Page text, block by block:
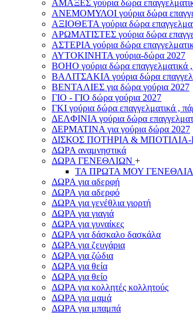
ΑΜΑΞΕΣ γούρια δώρα
ΑΝΕΜΟΜΥΛΟI γούρια δώρα
ΑΞΙΟΘΕΤΑ γούρια δώρα
ΑΡΩΜΑΤΙΣΤΕΣ γούρια δώρα
ΑΣΤΕΡIA γούρια δώρα
ΑΥΤΟΚΙΝΗΤΑ γούρια-δώρα 2027
ΒOHO γούρια δώρα επαγγελματικά
ΒΑΛΙΤΣΑΚΙΑ γούρια δώρα
ΒΕΝΤΑΛΙΕΣ για δώρα γούρια 2027
ΓΙΟ - ΓΙΟ δώρα γούρια 2027
ΓΚΙ γούρια δώρα επαγγελματικά ,
ΔΕΛΦΙΝΙΑ γούρια δώρα
ΔΕΡΜΑΤΙΝΑ για γούρια δώρα 2027
ΔΙΣΚΟΣ ΠΟΤΗΡΙΑ &
ΔΩΡΑ αναμνηστικά
ΔΩΡΑ ΓΕΝΕΘΛΙΩΝ +
ΤΑ ΠΡΩΤΑ ΜΟΥ ΓΕΝΕΘΛΙΑ
ΔΩΡΑ για αδερφή
ΔΩΡΑ για αδερφό
ΔΩΡΑ για γενέθλια γιορτή
ΔΩΡΑ για γιαγιά
ΔΩΡΑ για γυναίκες
ΔΩΡΑ για δάσκαλο δασκάλα
ΔΩΡΑ για ζευγάρια
ΔΩΡΑ για ζώδια
ΔΩΡΑ για θεία
ΔΩΡΑ για θείο
ΔΩΡΑ για κολλητές κολλητούς
ΔΩΡΑ για μαμά
ΔΩΡΑ για μπαμπά